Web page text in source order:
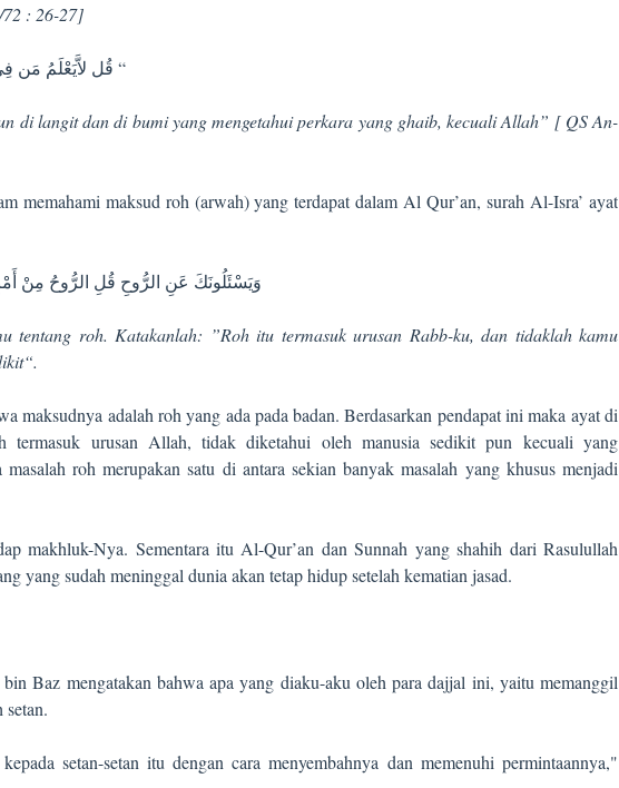
: 26-27]
قُل لاَّيَعْلَمُ مَن فِي السَّمَاوَاتِ وَاْلأَرْضِ الْغَيْبَ إِلاَّ اللهُ “
di langit dan di bumi yang mengetahui perkara yang ghaib, kecuali Allah” [ QS An-
memahami maksud roh (arwah) yang terdapat dalam Al Qur’an, surah Al-Isra’ ayat
وَيَسْئَلُونَكَ عَنِ الرُّوحِ قُلِ الرُّوحُ مِنْ أَمْرِ
tentang roh. Katakanlah: ”Roh itu termasuk urusan Rabb-ku, dan tidaklah kamu
maksudnya adalah roh yang ada pada badan. Berdasarkan pendapat ini maka ayat di
termasuk urusan Allah, tidak diketahui oleh manusia sedikit pun kecuali yang
roh merupakan satu di antara sekian banyak masalah yang khusus menjadi
makhluk-Nya. Sementara itu Al-Qur’an dan Sunnah yang shahih dari Rasulullah
yang sudah meninggal dunia akan tetap hidup setelah kematian jasad.
Baz mengatakan bahwa apa yang diaku-aku oleh para dajjal ini, yaitu memanggil
setan.
setan-setan itu dengan cara menyembahnya dan memenuhi permintaannya,"